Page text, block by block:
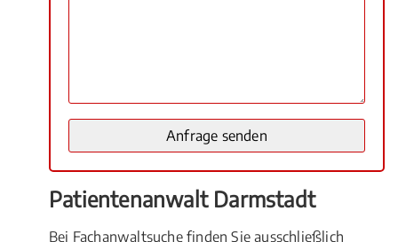
Patientenanwalt Darmstadt
Bei Fachanwaltsuche finden Sie ausschließlich